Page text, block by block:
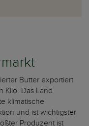
Butter exportiert
Kilo. Das Land
klimatische
und ist wichtigster
Produzent ist